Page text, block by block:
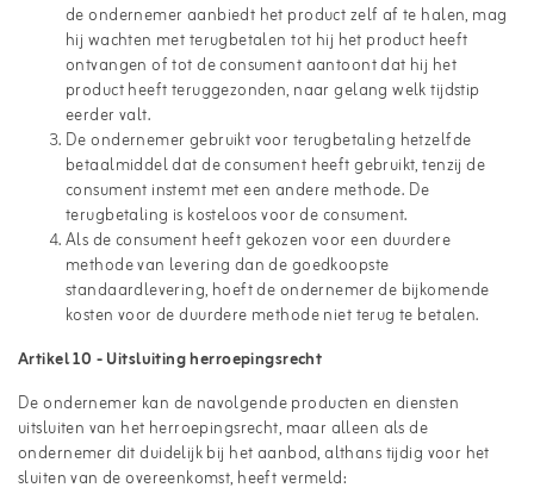
de ondernemer aanbiedt het product zelf af te halen, mag
hij wachten met terugbetalen tot hij het product heeft
ontvangen of tot de consument aantoont dat hij het
product heeft teruggezonden, naar gelang welk tijdstip
eerder valt.
De ondernemer gebruikt voor terugbetaling hetzelfde
betaalmiddel dat de consument heeft gebruikt, tenzij de
consument instemt met een andere methode. De
terugbetaling is kosteloos voor de consument.
Als de consument heeft gekozen voor een duurdere
methode van levering dan de goedkoopste
standaardlevering, hoeft de ondernemer de bijkomende
kosten voor de duurdere methode niet terug te betalen.
Artikel 10 - Uitsluiting herroepingsrecht
De ondernemer kan de navolgende producten en diensten
uitsluiten van het herroepingsrecht, maar alleen als de
ondernemer dit duidelijk bij het aanbod, althans tijdig voor het
sluiten van de overeenkomst, heeft vermeld: